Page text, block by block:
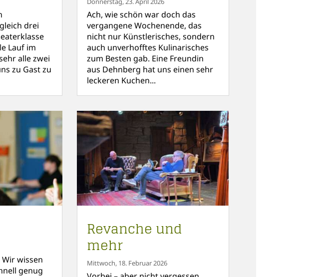
drei
Lauf im
alle zwei
zu Gast zu
wissen
genug
Ach, wie schön war doch das
vergangene Wochenende, das
nicht nur Künstlerisches, sondern
auch unverhofftes Kulinarisches
zum Besten gab. Eine Freundin
aus Dehnberg hat uns einen sehr
leckeren Kuchen...
Revanche und
mehr
Mittwoch, 18. Februar 2026